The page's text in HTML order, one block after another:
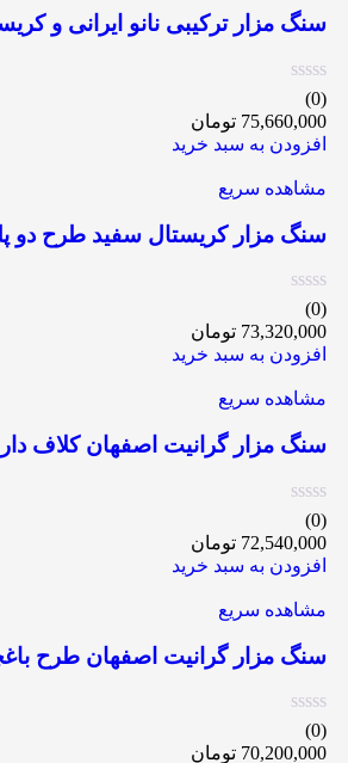
سنگ مزار ترکیبی نانو ایرانی و
(0)
75,660,000 تومان
افزودن به سبد خرید
مشاهده سریع
سنگ مزار کریستال سفید طرح دو پله
(0)
73,320,000 تومان
افزودن به سبد خرید
مشاهده سریع
سنگ مزار گرانیت اصفهان کلاف دار
(0)
72,540,000 تومان
افزودن به سبد خرید
مشاهده سریع
سنگ مزار گرانیت اصفهان طرح باغچه
(0)
70,200,000 تومان